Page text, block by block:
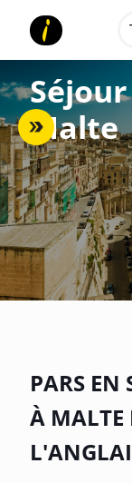
Malte
PARS EN
À MALTE